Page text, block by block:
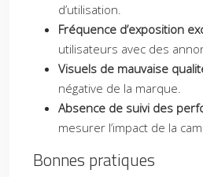
d’utilisation.
Fréquence d’exposition
utilisateurs avec des
Visuels de mauvaise
négative de la marque.
Absence de suivi des
mesurer l’impact de la
Bonnes pratiques